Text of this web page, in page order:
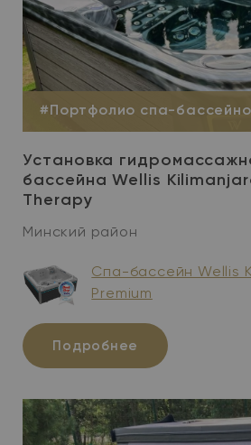
#Портфолио спа-
Установка
бассейна Wellis
Therapy
Минский район
Спа-бассейн Wellis
Premium
Подробнее